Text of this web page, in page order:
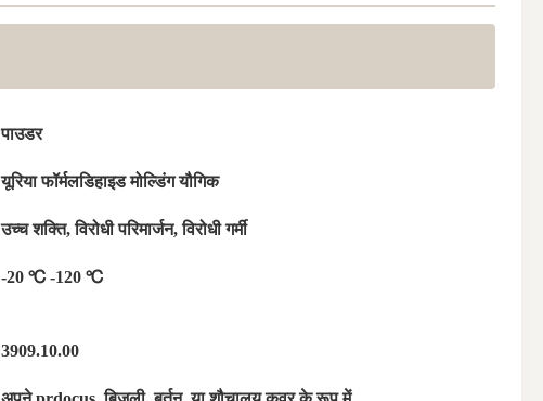
पाउडर
यूरिया फॉर्मलडिहाइड मोल्डिंग यौगिक
उच्च शक्ति, विरोधी परिमार्जन, विरोधी गर्मी
-20 ℃ -120 ℃
3909.10.00